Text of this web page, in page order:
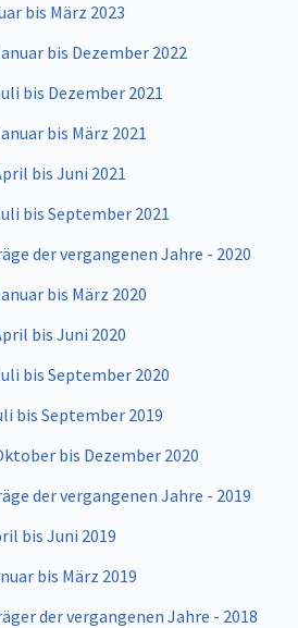
bis März 2023
bis Dezember 2022
bis Dezember 2021
bis März 2021
bis Juni 2021
bis September 2021
der vergangenen Jahre - 2020
bis März 2020
bis Juni 2020
bis September 2020
bis September 2019
bis Dezember 2020
der vergangenen Jahre - 2019
bis Juni 2019
bis März 2019
der vergangenen Jahre - 2018